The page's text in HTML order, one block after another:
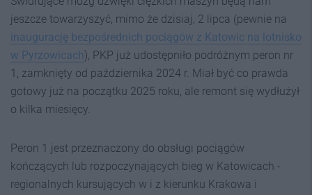
jeszcze towarzyszyć, mimo że dzisiaj, 2 lipca (pewnie na
inaugurację bezpośrednich pociągów z Katowic na lotnisko
w Pyrzowicach), PKP już udostępniło podróżnym peron nr
1, zamknięty od października 2024 r. Miał być co prawda
gotowy już na początku 2025 roku, ale remont się wydłużył
o kilka miesięcy.
Peron 1 jest przeznaczony do obsługi pociągów
kończących lub rozpoczynających bieg w Katowicach -
regionalnych kursujących w i z kierunku Krakowa i